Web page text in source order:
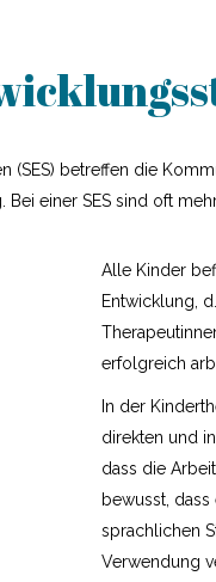
(SES) betreffen die
Bei einer SES sind oft
Alle Kinder
Entwicklung,
erfolgreich
In der
direkten und
dass die
bewusst,
sprachlichen
Verwendung